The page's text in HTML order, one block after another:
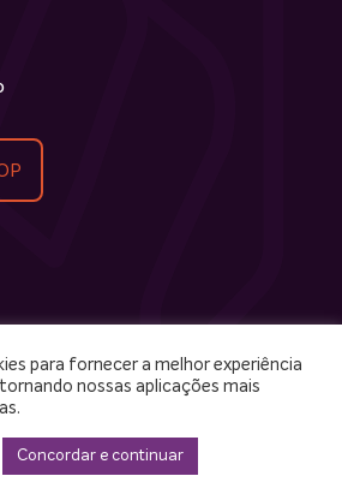
para fornecer a melhor experiência
nossas aplicações mais
Concordar e continuar